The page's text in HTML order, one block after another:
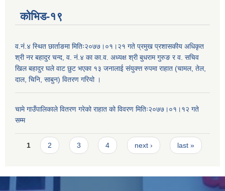
कोभिड-१९
व.नं.४ स्थित छार्ताङमा मितिः२०७७।०१।२१ गते प्रमुख प्रशासकीय अधिकृत
श्री नर बहादुर चन्द, व. नं.४ का का.व. अध्यक्ष श्री बुधराम गुरुङ र व. सचिव
खिल बहादुर घले वाट छुट भएका १३ जनालाई संयुक्त्त रुपमा राहात (चामल, तेल,
दाल, चिनि, साबुन) वितरण गरियो ।
चामे गाउँपालिकाले वितरण गरेको राहात को विवरण मितिः२०७७।०१।१२ गते
सम्म
Pages
1 2 3 4 next › last »